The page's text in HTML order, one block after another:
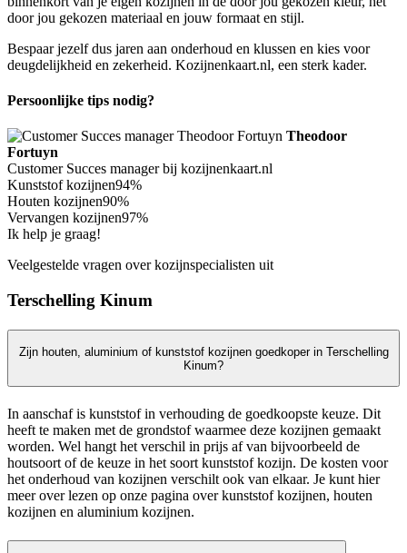
door jou gekozen materiaal en jouw formaat en stijl.
Bespaar jezelf dus jaren aan onderhoud en klussen en kies voor
deugdelijkheid en zekerheid. Kozijnenkaart.nl, een sterk kader.
Persoonlijke tips nodig?
Theodoor
Fortuyn
Customer Succes manager bij kozijnenkaart.nl
Kunststof kozijnen94%
Houten kozijnen90%
Vervangen kozijnen97%
Ik help je graag!
Veelgestelde vragen over kozijnspecialisten uit
Terschelling Kinum
Zijn houten, aluminium of kunststof kozijnen goedkoper in Terschelling
Kinum?
In aanschaf is kunststof in verhouding de goedkoopste keuze. Dit
heeft te maken met de grondstof waarmee deze kozijnen gemaakt
worden. Wel hangt het verschil in prijs af van bijvoorbeeld de
houtsoort of de keuze in het soort kunststof kozijn. De kosten voor
het onderhoud van kozijnen verschilt ook van elkaar. Je kunt hier
meer over lezen op onze pagina over kunststof kozijnen, houten
kozijnen en aluminium kozijnen.